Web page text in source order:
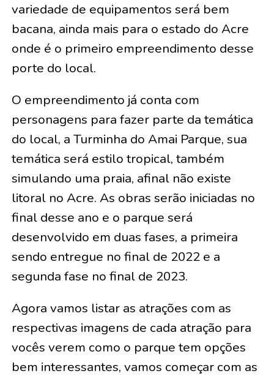
variedade de equipamentos será bem
bacana, ainda mais para o estado do Acre
onde é o primeiro empreendimento desse
porte do local.
O empreendimento já conta com
personagens para fazer parte da temática
do local, a Turminha do Amai Parque, sua
temática será estilo tropical, também
simulando uma praia, afinal não existe
litoral no Acre. As obras serão iniciadas no
final desse ano e o parque será
desenvolvido em duas fases, a primeira
sendo entregue no final de 2022 e a
segunda fase no final de 2023.
Agora vamos listar as atrações com as
respectivas imagens de cada atração para
vocês verem como o parque tem opções
bem interessantes, vamos começar com as